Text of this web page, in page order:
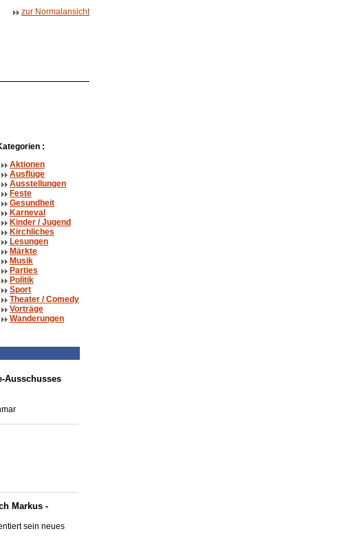
zur Normalansicht
:
Aktionen
Ausflüge
Ausstellungen
Feste
Gesundheit
Karneval
Kinder / Jugend
Kirchliches
Lesungen
Märkte
Musik
Parties
Politik
Sport
Theater /Comedy
Vorträge
Wanderungen
Ausschusses
Markus -
sein neues